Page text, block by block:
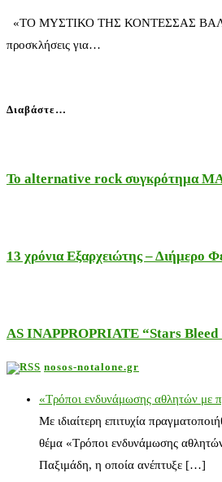
«ΤΟ ΜΥΣΤΙΚΟ ΤΗΣ ΚΟΝΤΕΣΣΑΣ
προσκλήσεις για…
Διαβάστε…
Το alternative rock συγκρότημα
13 χρόνια Εξαρχειώτης – Διήμερο
AS INAPPROPRIATE “Stars
nosos-notalone.gr
«Τρόποι ενδυνάμωσης αθλητών με
Με ιδιαίτερη επιτυχία
θέμα «Τρόποι ενδυνάμωσης
Παξιμάδη, η οποία ανέπτυξε […]